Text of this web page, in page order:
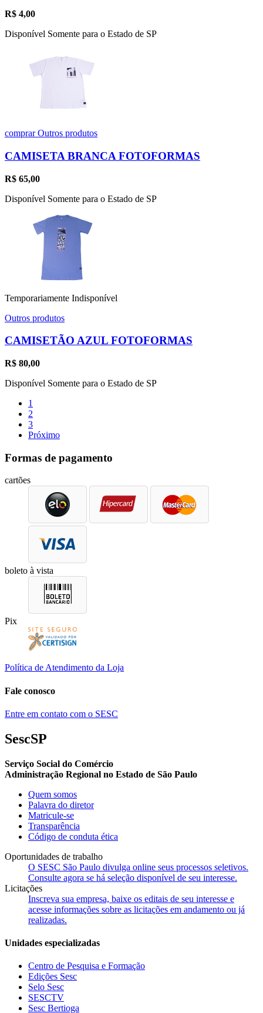
R$ 4,00
Disponível Somente para o Estado de SP
comprarOutros produtos
CAMISETA BRANCA FOTOFORMAS
R$ 65,00
Disponível Somente para o Estado de SP
Temporariamente Indisponível
Outros produtos
CAMISETÃO AZUL FOTOFORMAS
R$ 80,00
Disponível Somente para o Estado de SP
1
2
3
Próximo
Formas de pagamento
cartões
boleto à vista
Pix
Política de Atendimento da Loja
Fale conosco
Entre em contato com o SESC
SescSP
Serviço Social do Comércio
Administração Regional no Estado de São Paulo
Quem somos
Palavra do diretor
Matricule-se
Transparência
Código de conduta ética
Oportunidades de trabalho
O SESC São Paulo divulga online seus processos seletivos.
Consulte agora se há seleção disponível de seu interesse.
Licitações
Inscreva sua empresa, baixe os editais de seu interesse e
acesse informações sobre as licitações em andamento ou já
realizadas.
Unidades especializadas
Centro de Pesquisa e Formação
Edições Sesc
Selo Sesc
SESCTV
Sesc Bertioga